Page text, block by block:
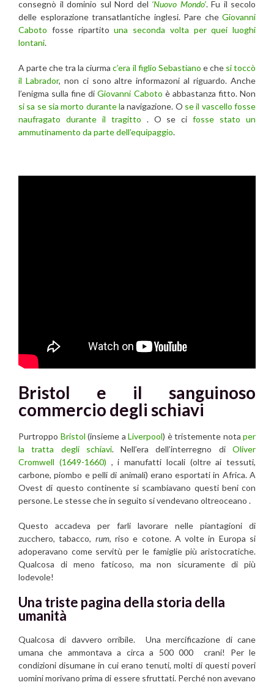
consegnò il dominio sul Nord del ‘Nuovo Mondo’. Fu il secolo
delle esplorazione transatlantiche inglesi. Pare che Giovanni
Caboto fosse ripartitouna seconda volta per quei luoghi
lontani.
A parte che tra la ciurmac’era il figlio Sebastiano e che si toccò
il Labrador, non ci sono altre informazoni al riguardo. Anche
l’enigma sulla fine diGiovanni Caboto è abbastanza fitto. Non
si sa se sia morto durante la navigazione. O se il vascello fosse
naufragato durante il tragitto . O se cifosse stato un
ammutinamento da parte dell’equipaggio.
Bristol e il sanguinoso
commercio degli schiavi
Purtroppo Bristol (insieme a Liverpool) è tristemente nota per
la tratta degli schiavi. Nell’era dell’interregno diOliver
Cromwell (1649-1660) , i manufatti locali (oltre ai tessuti,
carbone, piombo e pelli di animali) erano esportati in Africa. A
Ovest di questo continente si scambiavano questi beni con
persone. Le stesse che in seguito si vendevano oltreoceano .
Questo accadeva per farli lavorare nelle piantagioni di
zucchero, tabacco, rum, riso e cotone. A volte in Europa si
adoperavano come servitù per le famiglie più aristocratiche.
Qualcosa di meno faticoso, ma non sicuramente di più
lodevole!
Una triste pagina della storia della
umanità
Qualcosa di davvero orribile. Una mercificazione di cane
umana che ammontava a circaa 500 000 crani! Per le
condizioni disumane in cui erano tenuti, molti di questi poveri
uomini morivano prima di essere sfruttati. Perché non avevano